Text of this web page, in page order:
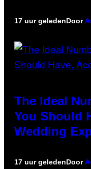
17 uur geledenDoor
The Ideal
You Should
Wedding
17 uur geledenDoor